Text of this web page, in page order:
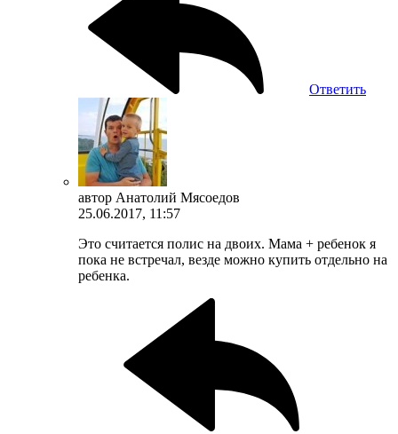
Ответить
автор Анатолий Мясоедов
25.06.2017, 11:57
Это считается полис на двоих. Мама + ребенок я
пока не встречал, везде можно купить отдельно на
ребенка.